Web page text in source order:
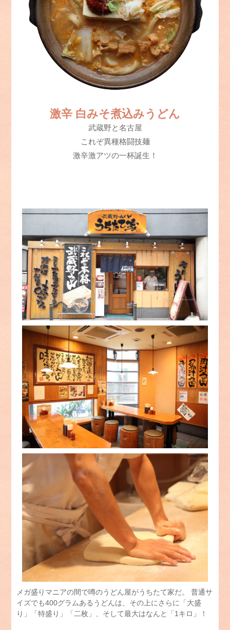
激辛 白みそ煮込みうどん
武蔵野と名古屋
これぞ異種格闘技麺
激辛激アツの一杯誕生！
メガ盛りマニアの間で噂のうどん屋がうちたて家だ。 普通サ
イズでも400グラムあるうどんは、その上にさらに「大盛
り」「特盛り」「二枚」、そして最大はなんと「1キロ」！